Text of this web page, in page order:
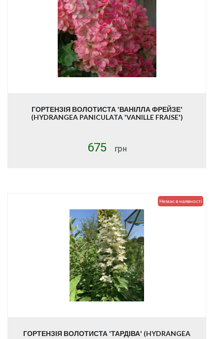
ГОРТЕНЗІЯ ВОЛОТИСТА 'ВАНІЛЛА ФРЕЙЗЕ'
(HYDRANGEA PANICULATA 'VANILLE FRAISE')
675 грн
Немає в наявності
ГОРТЕНЗІЯ ВОЛОТИСТА 'ТАРДІВА' (HYDRANGEA